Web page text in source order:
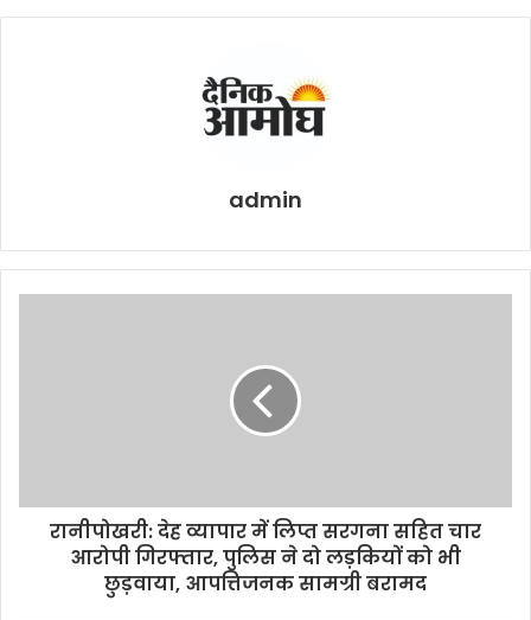
admin
रानीपोखरी: देह व्यापार में लिप्त सरगना सहित चार
आरोपी गिरफ्तार, पुलिस ने दो लड़कियों को भी
छुड़वाया, आपत्तिजनक सामग्री बरामद